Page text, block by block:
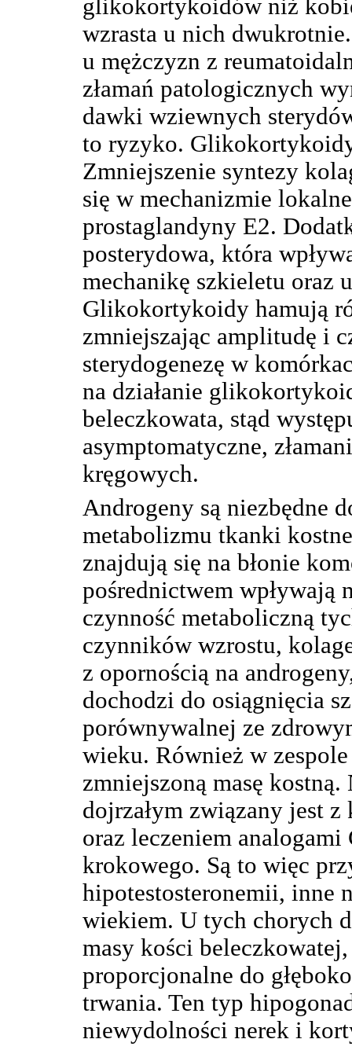
glikokortykoidów niż
wzrasta u nich
u mężczyzn z
złamań patologicznych
dawki wziewnych
to ryzyko.
Zmniejszenie syntezy
się w mechanizmie
prostaglandyny E2.
posterydowa, która
mechanikę szkieletu oraz
Glikokortykoidy hamują
zmniejszając amplitudę i
sterydogenezę w
na działanie
beleczkowata, stąd
asymptomatyczne,
kręgowych.
Androgeny są niezbędne
metabolizmu tkanki
znajdują się na błonie
pośrednictwem wpływają
czynność metaboliczną
czynników wzrostu,
z opornością na
dochodzi do osiągnięcia
porównywalnej ze
wieku. Również w
zmniejszoną masę
dojrzałym związany jest
oraz leczeniem
krokowego. Są to więc
hipotestosteronemii, inne
wiekiem. U tych chorych
masy kości
proporcjonalne do
trwania. Ten typ
niewydolności nerek i